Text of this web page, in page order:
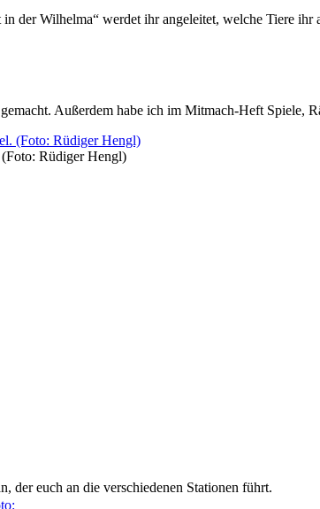
der Wilhelma“ werdet ihr angeleitet, welche Tiere ihr
Außerdem habe ich im Mitmach-Heft Spiele,
Rüdiger Hengl)
der euch an die verschiedenen Stationen führt.